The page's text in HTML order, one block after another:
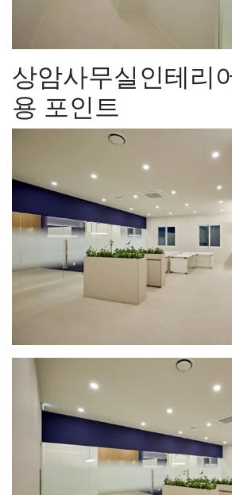
상암사무실인테리
용 포인트